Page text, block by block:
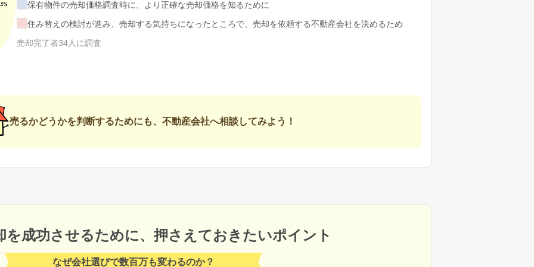
保有物件の売却価格調査時に、より正確な売却価格を知るために
住み替えの検討が進み、売却する気持ちになったところで、売却を依頼する不動産会社を決めるため
売却完了者34人に調査
売るかどうかを判断するためにも、不動産会社へ相談してみよう！
を成功させるために、 押さえておきたいポイント
なぜ会社選びで数百万も変わるのか？